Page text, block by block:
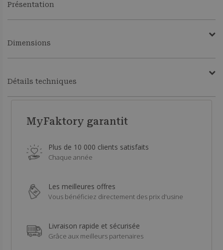
Présentation
Dimensions
Détails techniques
MyFaktory garantit
Plus de 10 000 clients satisfaits
Chaque année
Les meilleures offres
Vous bénéficiez directement des prix d'usine
Livraison rapide et sécurisée
Grâce aux meilleurs partenaires